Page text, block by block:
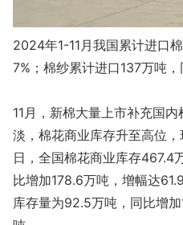
2024年1-11月我国累计进口
7%；棉纱累计进口137万吨，
11月，新棉大量上市补充国
淡，棉花商业库存升至高位
日，全国棉花商业库存467.4
比增加178.6万吨，增幅达
库存量为92.5万吨，同比增